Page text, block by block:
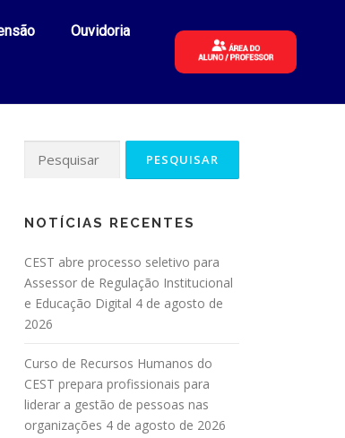
Ouvidoria
NOTÍCIAS RECENTES
CEST abre processo seletivo para
Assessor de Regulação Institucional
e Educação Digital 4 de agosto de
2026
Curso de Recursos Humanos do
CEST prepara profissionais para
liderar a gestão de pessoas nas
organizações 4 de agosto de 2026